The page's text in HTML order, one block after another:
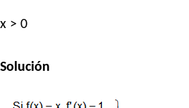
x > 0
Solución